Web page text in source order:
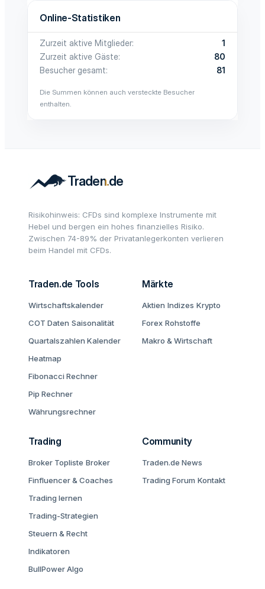
Online-Statistiken
Zurzeit aktive Mitglieder
1
Zurzeit aktive Gäste
80
Besucher gesamt
81
Die Summen können auch versteckte Besucher
enthalten.
Risikohinweis: CFDs sind komplexe Instrumente mit
Hebel und bergen ein hohes finanzielles Risiko.
Zwischen 74-89% der Privatanlegerkonten verlieren
beim Handel mit CFDs.
Traden.de Tools
Wirtschaftskalender
COT Daten Saisonalität
Quartalszahlen Kalender
Heatmap
Fibonacci Rechner
Pip Rechner
Währungsrechner
Märkte
Aktien Indizes Krypto
Forex Rohstoffe
Makro & Wirtschaft
Trading
Broker Topliste Broker
Finfluencer & Coaches
Trading lernen
Trading-Strategien
Steuern & Recht
Indikatoren
BullPower Algo
Community
Traden.de News
Trading Forum Kontakt